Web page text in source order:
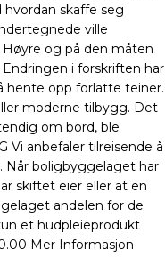
skaffe seg
ville
og på den måten
i forskriften har
hente opp forlatte teiner.
moderne tilbygg. Det
om bord, ble
Vi anbefaler tilreisende å
Når boligbyggelaget har
skiftet eier eller at en
andelen for de
et hudpleieprodukt
Mer Informasjon